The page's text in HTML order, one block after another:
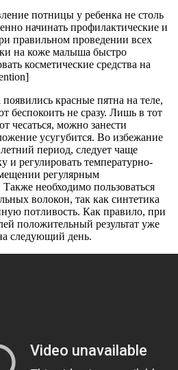
потницы у ребенка не столь
начинать профилактические и
правильном проведении всех
на коже малыша быстро
косметические средства на
красные пятна на теле,
беспокоить не сразу. Лишь в тот
чесаться, можно занести
усугубится. Во избежание
период, следует чаще
и регулировать температурно-
регулярным
необходимо пользоваться
волокон, так как синтетика
потливость. Как правило, при
положительный результат уже
следующий день.